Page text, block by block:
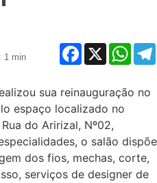
1 min
Facebook
X
sua reinauguração no
espaço localizado no
do Aririzal, Nº02,
o salão dispõe
dos fios, mechas, corte,
serviços de designer de